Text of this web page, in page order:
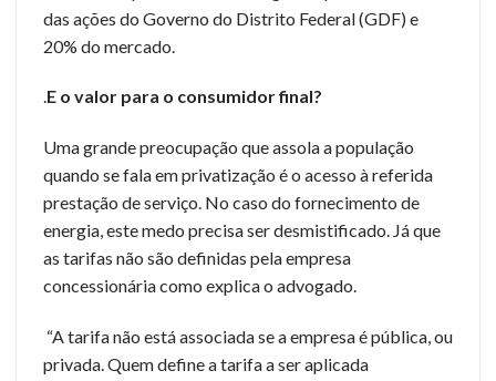
das ações do Governo do Distrito Federal (GDF) e
20% do mercado.
.E o valor para o consumidor final?
Uma grande preocupação que assola a população
quando se fala em privatização é o acesso à referida
prestação de serviço. No caso do fornecimento de
energia, este medo precisa ser desmistificado. Já que
as tarifas não são definidas pela empresa
concessionária como explica o advogado.
“A tarifa não está associada se a empresa é pública, ou
privada. Quem define a tarifa a ser aplicada